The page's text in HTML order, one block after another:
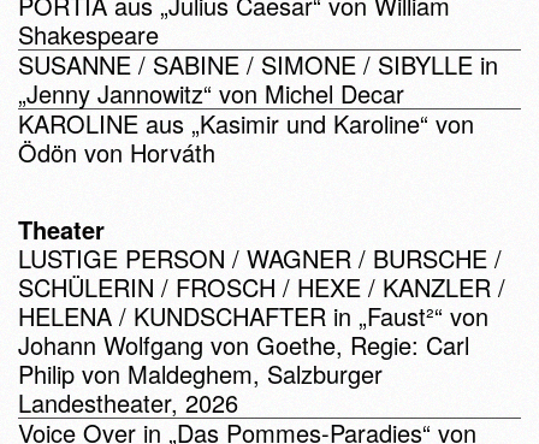
Shakespeare
SUSANNE / SABINE / SIMONE / SIBYLLE in
„Jenny Jannowitz“ von Michel Decar
KAROLINE aus „Kasimir und Karoline“ von
Ödön von Horváth
Theater
LUSTIGE PERSON / WAGNER / BURSCHE /
SCHÜLERIN / FROSCH / HEXE / KANZLER /
HELENA / KUNDSCHAFTER in „Faust²“ von
Johann Wolfgang von Goethe, Regie: Carl
Philip von Maldeghem, Salzburger
Landestheater, 2026
Voice Over in „Das Pommes-Paradies“ von